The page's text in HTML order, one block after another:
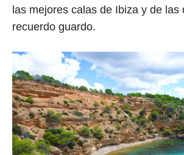
las mejores calas de Ibiza y de las
recuerdo guardo.